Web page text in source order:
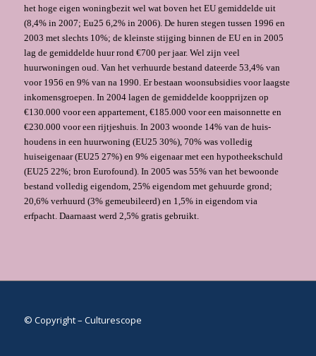
het hoge eigen woningbezit wel wat boven het EU gemiddelde uit
(8,4% in 2007; Eu25 6,2% in 2006). De huren stegen tussen 1996 en
2003 met slechts 10%; de kleinste stijging binnen de EU en in 2005
lag de gemiddelde huur rond €700 per jaar. Wel zijn veel
huurwoningen oud. Van het verhuurde bestand dateerde 53,4% van
voor 1956 en 9% van na 1990. Er bestaan woonsubsidies voor laagste
inkomensgroepen. In 2004 lagen de gemiddelde koopprijzen op
€130.000 voor een appartement, €185.000 voor een maisonnette en
€230.000 voor een rijtjeshuis. In 2003 woonde 14% van de huis­
houdens in een huurwoning (EU25 30%), 70% was volledig
huiseigenaar (EU25 27%) en 9% eigenaar met een hypotheekschuld
(EU25 22%; bron Eurofound). In 2005 was 55% van het bewoonde
bestand volledig eigendom, 25% eigendom met gehuurde grond;
20,6% verhuurd (3% gemeubileerd) en 1,5% in eigendom via
erfpacht. Daarnaast werd 2,5% gratis gebruikt.
© Copyright – Culturescope